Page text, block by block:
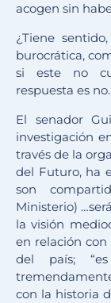
acogen sin
¿Tiene
burocrática,
si este no
respuesta es no.
El senador
investigación
través de la
del Futuro, ha
son
Ministerio)
la visión
en relación
del país;
con la historia